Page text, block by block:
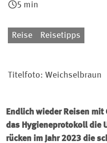
5 min
Reise Reisetipps
Titelfoto: Weichselbraun
Endlich wieder Reisen mit
das Hygieneprotokoll die
rücken im Jahr 2023 die